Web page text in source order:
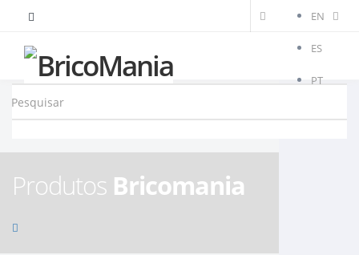
EN
ES
PT
Produtos Bricomania